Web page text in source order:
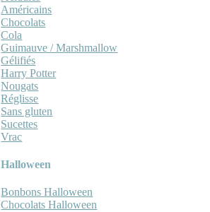
Américains
Chocolats
Cola
Guimauve / Marshmallow
Gélifiés
Harry Potter
Nougats
Réglisse
Sans gluten
Sucettes
Vrac
Halloween
Bonbons Halloween
Chocolats Halloween